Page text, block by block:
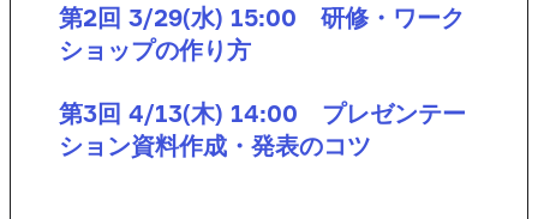
第2回 3/29(水) 15:00 研修・ワーク
ショップの作り方
第3回 4/13(木) 14:00 プレゼンテー
ション資料作成・発表のコツ